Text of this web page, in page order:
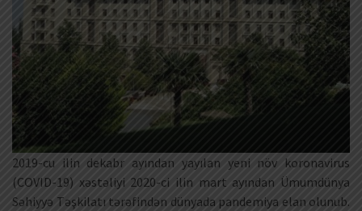
2019-cu ilin dekabr ayından yayılan yeni növ koronavirus
(COVID-19) xəstəliyi 2020-ci ilin mart ayından Ümumdünya
Səhiyyə Təşkilatı tərəfindən dünyada pandemiya elan olunub.